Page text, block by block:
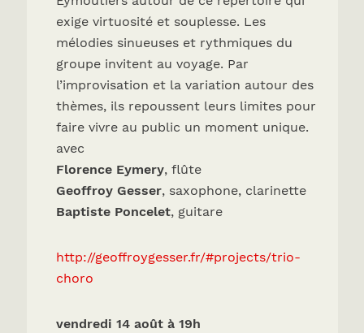
exige virtuosité et souplesse. Les
mélodies sinueuses et rythmiques du
groupe invitent au voyage. Par
l’improvisation et la variation autour des
thèmes, ils repoussent leurs limites pour
faire vivre au public un moment unique.
avec
Florence Eymery, flûte
Geoffroy Gesser, saxophone, clarinette
Baptiste Poncelet, guitare
http://geoffroygesser.fr/#projects/trio-
choro
vendredi 14 août à 19h